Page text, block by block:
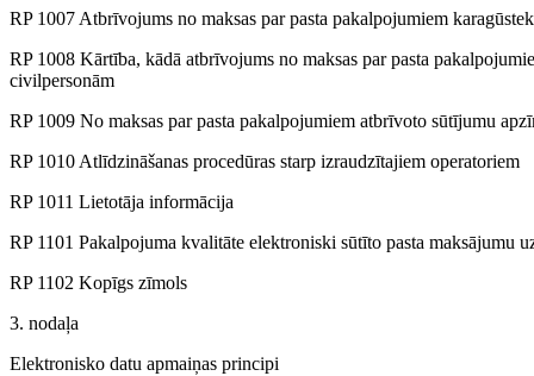
RP 1007 Atbrīvojums no maksas par pasta pakalpojumiem
RP 1008 Kārtība, kādā atbrīvojums no maksas par pasta
civilpersonām
RP 1009 No maksas par pasta pakalpojumiem atbrīvoto sūtījumu
RP 1010 Atlīdzināšanas procedūras starp izraudzītajiem operatoriem
RP 1011 Lietotāja informācija
RP 1101 Pakalpojuma kvalitāte elektroniski sūtīto pasta maksājumu
RP 1102 Kopīgs zīmols
3. nodaļa
Elektronisko datu apmaiņas principi